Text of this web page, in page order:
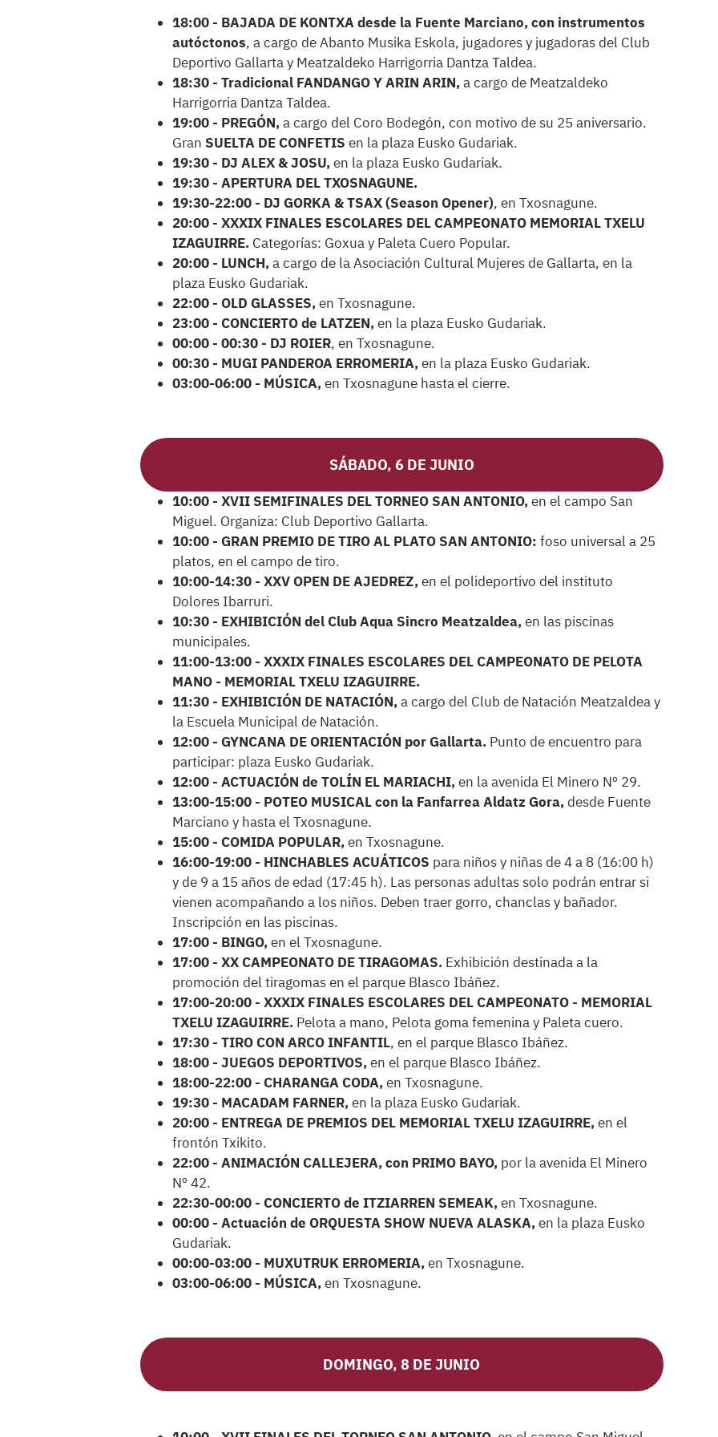
18:00 - BAJADA DE KONTXA desde la Fuente Marciano, con instrumentos
autóctonos, a cargo de Abanto Musika Eskola, jugadores y jugadoras del Club
Deportivo Gallarta y Meatzaldeko Harrigorria Dantza Taldea.
18:30 - Tradicional FANDANGO Y ARIN ARIN, a cargo de Meatzaldeko
Harrigorria Dantza Taldea.
19:00 - PREGÓN, a cargo del Coro Bodegón, con motivo de su 25 aniversario.
Gran SUELTA DE CONFETIS en la plaza Eusko Gudariak.
19:30 - DJ ALEX & JOSU, en la plaza Eusko Gudariak.
19:30 - APERTURA DEL TXOSNAGUNE.
19:30-22:00 - DJ GORKA & TSAX (Season Opener), en Txosnagune.
20:00 - XXXIX FINALES ESCOLARES DEL CAMPEONATO MEMORIAL TXELU
IZAGUIRRE. Categorías: Goxua y Paleta Cuero Popular.
20:00 - LUNCH, a cargo de la Asociación Cultural Mujeres de Gallarta, en la
plaza Eusko Gudariak.
22:00 - OLD GLASSES, en Txosnagune.
23:00 - CONCIERTO de LATZEN, en la plaza Eusko Gudariak.
00:00 - 00:30 - DJ ROIER, en Txosnagune.
00:30 - MUGI PANDEROA ERROMERIA, en la plaza Eusko Gudariak.
03:00-06:00 - MÚSICA, en Txosnagune hasta el cierre.
SÁBADO, 6 DE JUNIO
10:00 - XVII SEMIFINALES DEL TORNEO SAN ANTONIO, en el campo San
Miguel. Organiza: Club Deportivo Gallarta.
10:00 - GRAN PREMIO DE TIRO AL PLATO SAN ANTONIO: foso universal a 25
platos, en el campo de tiro.
10:00-14:30 - XXV OPEN DE AJEDREZ, en el polideportivo del instituto
Dolores Ibarruri.
10:30 - EXHIBICIÓN del Club Aqua Sincro Meatzaldea, en las piscinas
municipales.
11:00-13:00 - XXXIX FINALES ESCOLARES DEL CAMPEONATO DE PELOTA
MANO - MEMORIAL TXELU IZAGUIRRE.
11:30 - EXHIBICIÓN DE NATACIÓN, a cargo del Club de Natación Meatzaldea y
la Escuela Municipal de Natación.
12:00 - GYNCANA DE ORIENTACIÓN por Gallarta. Punto de encuentro para
participar: plaza Eusko Gudariak.
12:00 - ACTUACIÓN de TOLÍN EL MARIACHI, en la avenida El Minero Nº 29.
13:00-15:00 - POTEO MUSICAL con la Fanfarrea Aldatz Gora, desde Fuente
Marciano y hasta el Txosnagune.
15:00 - COMIDA POPULAR, en Txosnagune.
16:00-19:00 - HINCHABLES ACUÁTICOS para niños y niñas de 4 a 8 (16:00 h)
y de 9 a 15 años de edad (17:45 h). Las personas adultas solo podrán entrar si
vienen acompañando a los niños. Deben traer gorro, chanclas y bañador.
Inscripción en las piscinas.
17:00 - BINGO, en el Txosnagune.
17:00 - XX CAMPEONATO DE TIRAGOMAS. Exhibición destinada a la
promoción del tiragomas en el parque Blasco Ibáñez.
17:00-20:00 - XXXIX FINALES ESCOLARES DEL CAMPEONATO - MEMORIAL
TXELU IZAGUIRRE. Pelota a mano, Pelota goma femenina y Paleta cuero.
17:30 - TIRO CON ARCO INFANTIL, en el parque Blasco Ibáñez.
18:00 - JUEGOS DEPORTIVOS, en el parque Blasco Ibáñez.
18:00-22:00 - CHARANGA CODA, en Txosnagune.
19:30 - MACADAM FARNER, en la plaza Eusko Gudariak.
20:00 - ENTREGA DE PREMIOS DEL MEMORIAL TXELU IZAGUIRRE, en el
frontón Txikito.
22:00 - ANIMACIÓN CALLEJERA, con PRIMO BAYO, por la avenida El Minero
Nº 42.
22:30-00:00 - CONCIERTO de ITZIARREN SEMEAK, en Txosnagune.
00:00 - Actuación de ORQUESTA SHOW NUEVA ALASKA, en la plaza Eusko
Gudariak.
00:00-03:00 - MUXUTRUK ERROMERIA, en Txosnagune.
03:00-06:00 - MÚSICA, en Txosnagune.
DOMINGO, 8 DE JUNIO